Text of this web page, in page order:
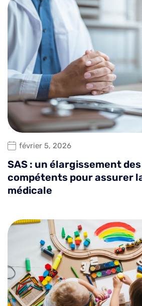
février 5, 2026
SAS : un élargissement
compétents pour assurer
médicale